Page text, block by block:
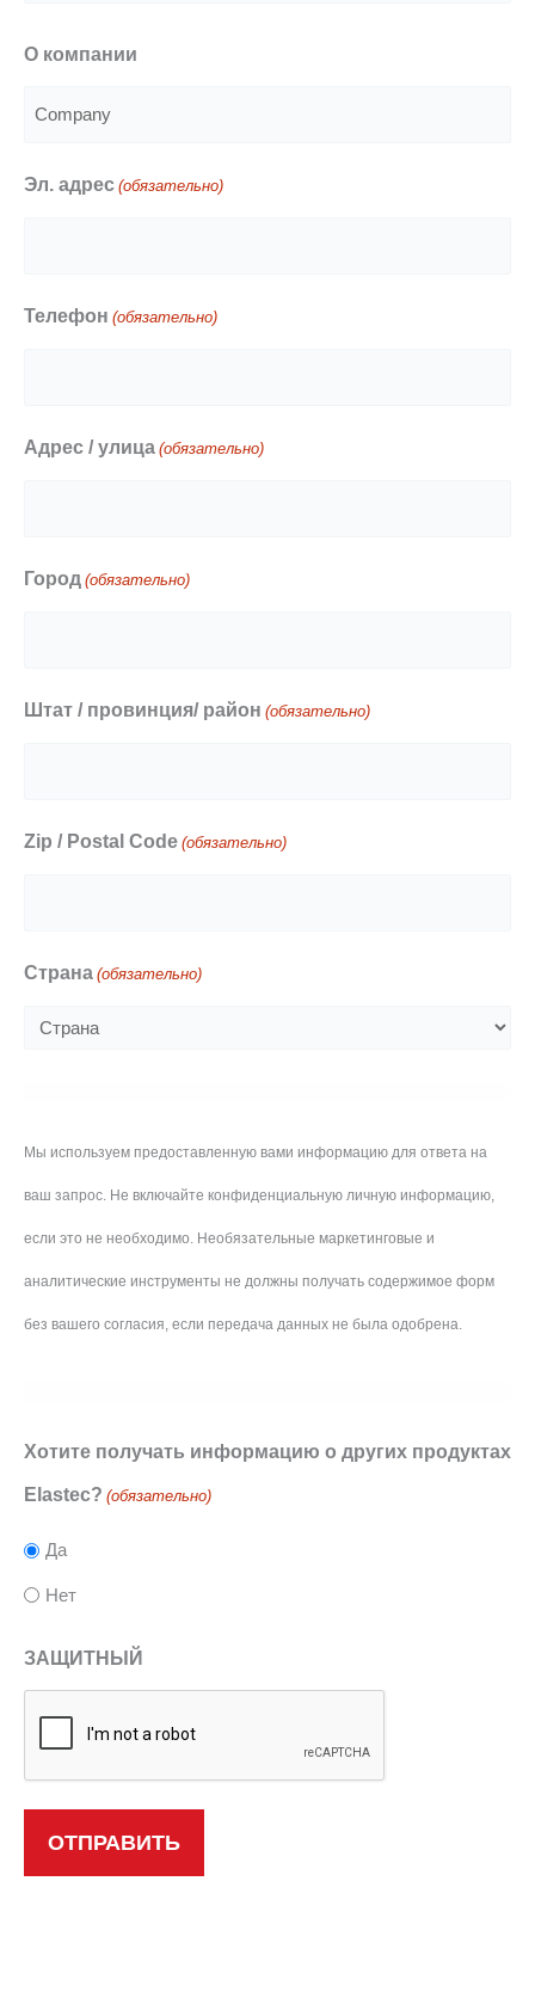
O компании
Эл. адрес (обязательно)
Телефон (обязательно)
Адрес / улица (обязательно)
Город (обязательно)
Штат / провинция/ район (обязательно)
Zip / Postal Code (обязательно)
Страна (обязательно)
Мы используем предоставленную вами информацию для ответа на
ваш запрос. Не включайте конфиденциальную личную информацию,
если это не необходимо. Необязательные маркетинговые и
аналитические инструменты не должны получать содержимое форм
без вашего согласия, если передача данных не была одобрена.
Хотите получать информацию о других продуктах
Elastec? (обязательно)
Да
Нет
ЗАЩИТНЫЙ